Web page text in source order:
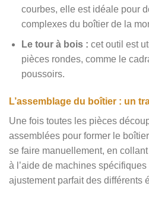
courbes, elle est idéale pour
complexes du boîtier de la
Le tour à bois : cet outil est
pièces rondes, comme le
poussoirs.
L’assemblage du boîtier : un
Une fois toutes les pièces
assemblées pour former le
se faire manuellement, en
à l’aide de machines
ajustement parfait des différents